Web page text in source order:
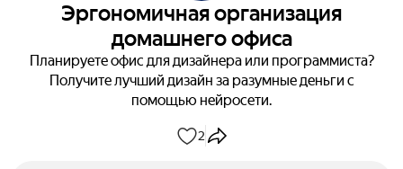
Эргономичная организация
домашнего офиса
Планируете офис для дизайнера или программиста?
Получите лучший дизайн за разумные деньги с
помощью нейросети.
2